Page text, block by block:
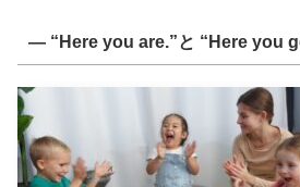
― “Here you are.”と “Here you